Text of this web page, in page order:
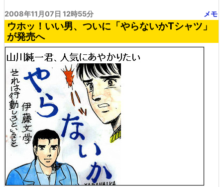
2008年11月07日 12時55分 メモ
ウホッ！いい男、ついに「やらないかTシャツ」
が発売へ